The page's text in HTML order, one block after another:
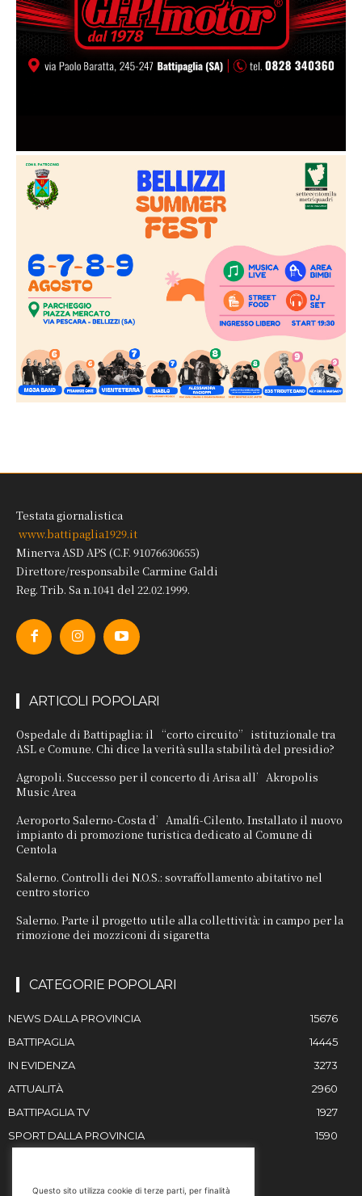
Testata giornalistica
www.battipaglia1929.it
Minerva ASD APS (C.F. 91076630655)
Direttore/responsabile Carmine Galdi
Reg. Trib. Sa n.1041 del 22.02.1999.
ARTICOLI POPOLARI
Ospedale di Battipaglia: il “corto circuito” istituzionale tra
ASL e Comune. Chi dice la verità sulla stabilità del presidio?
Agropoli. Successo per il concerto di Arisa all’Akropolis
Music Area
Aeroporto Salerno-Costa d’Amalfi-Cilento. Installato il nuovo
impianto di promozione turistica dedicato al Comune di
Centola
Salerno. Controlli dei N.O.S.: sovraffollamento abitativo nel
centro storico
Salerno. Parte il progetto utile alla collettività: in campo per la
rimozione dei mozziconi di sigaretta
CATEGORIE POPOLARI
NEWS DALLA PROVINCIA
15676
BATTIPAGLIA
14445
IN EVIDENZA
3273
ATTUALITÀ
2960
BATTIPAGLIA TV
1927
SPORT DALLA PROVINCIA
1590
Questo sito utilizza cookie di terze parti, per finalità